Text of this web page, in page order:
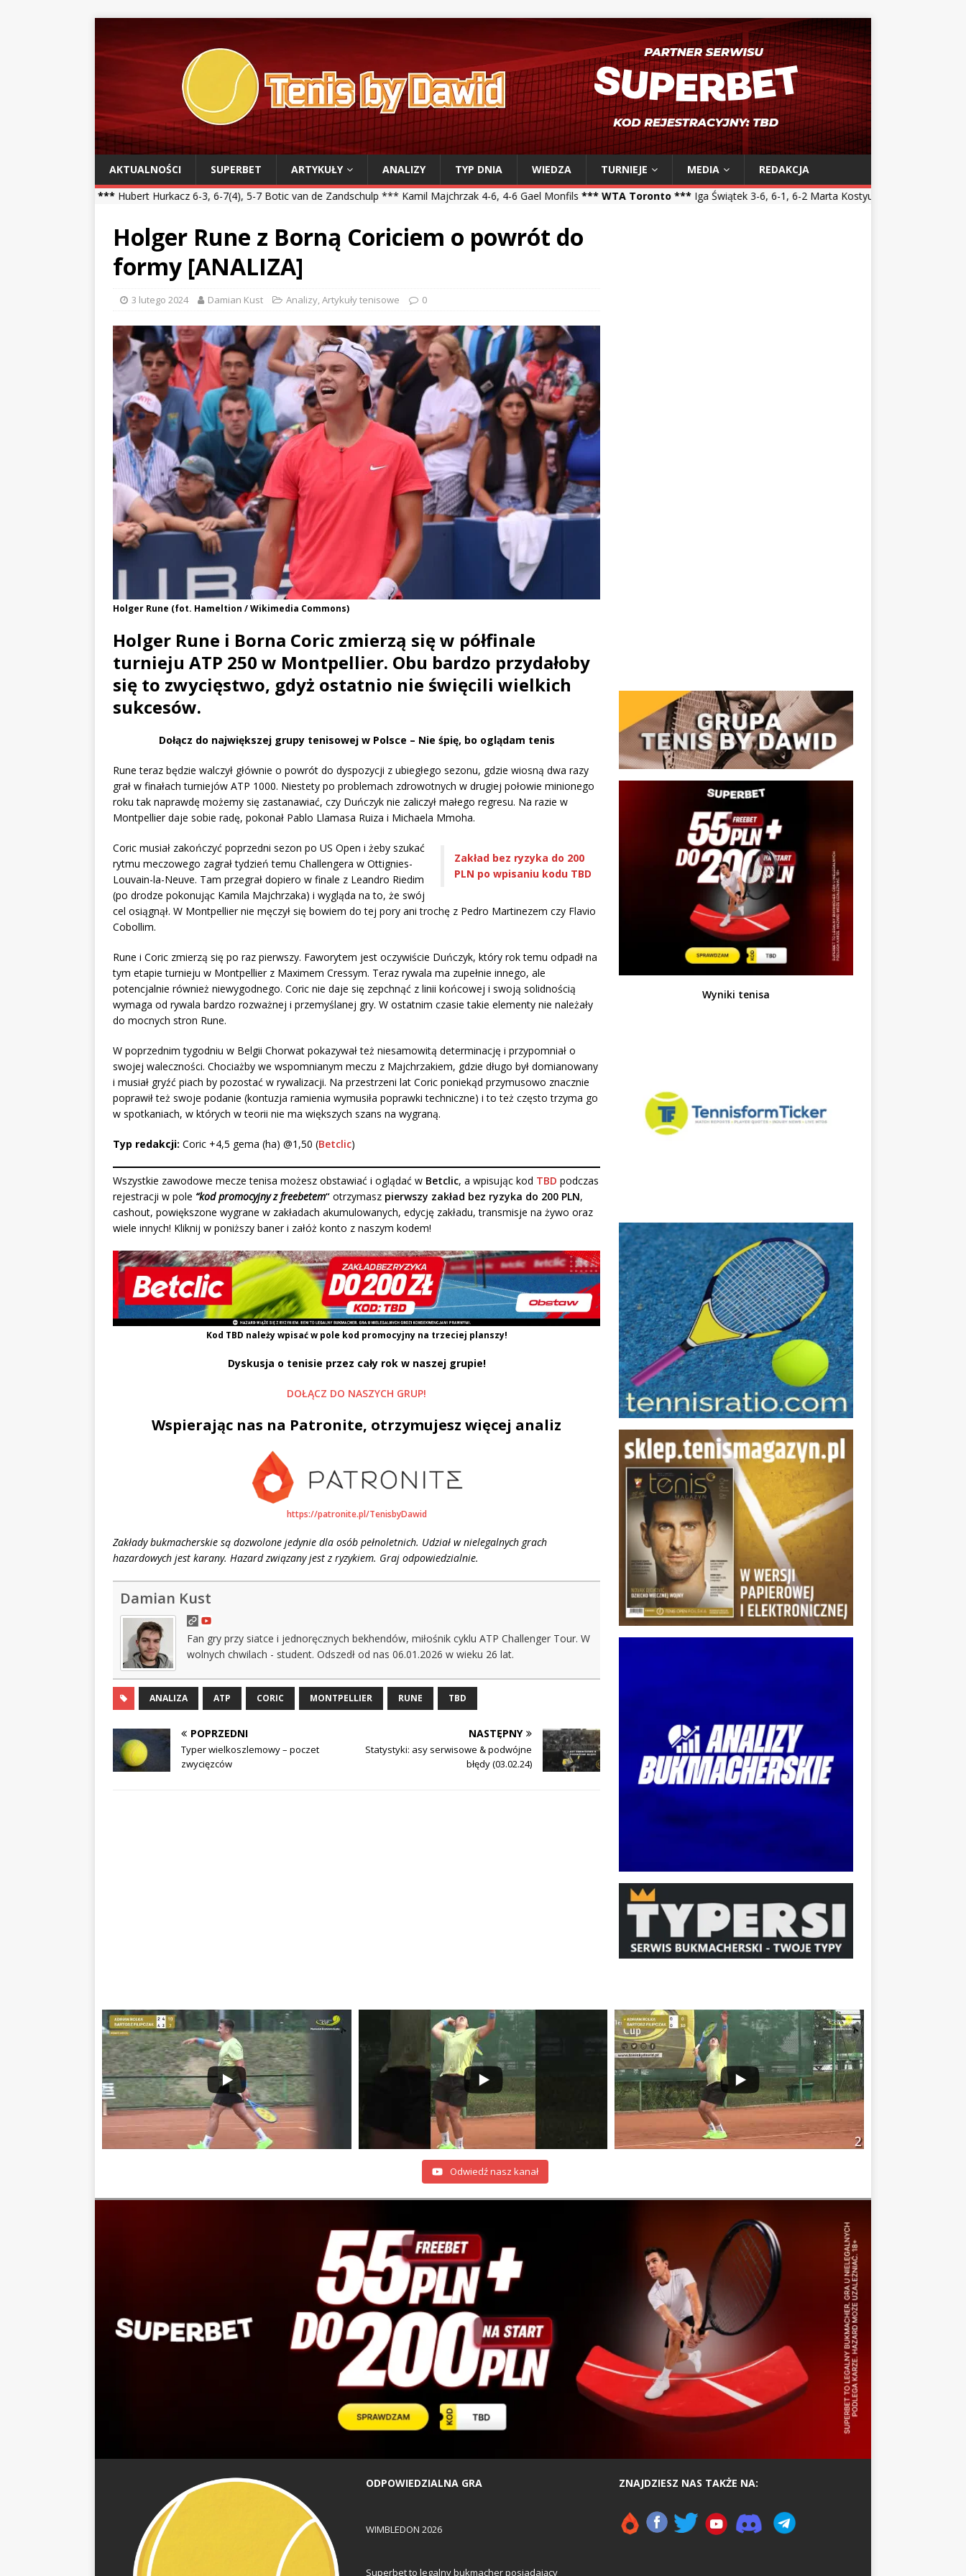
AKTUALNOŚCI SUPERBET ARTYKUŁY ANALIZY TYP DNIA WIEDZA TURNIEJE MEDIA
REDAKCJA
Hubert Hurkacz 6-3, 6-7(4), 5-7 Botic van de Zandschulp *** Kamil Majchrzak 4-6, 4-6 Gael Monfils*** WTA Toronto ***Iga Świątek 3-6, 6-1, 6-2 Marta Kostyuk *** Maja Chwalińska 5-7, 1-6 Talia
Holger Rune z Borną Coriciem o powrót do
formy [ANALIZA]
3 lutego 2024 Damian Kust Analizy,Artykuły tenisowe 0
Holger Rune (fot. Hameltion / Wikimedia Commons)
Holger Rune i Borna Coric zmierzą się w półfinale
turnieju ATP 250 w Montpellier. Obu bardzo przydałoby
się to zwycięstwo, gdyż ostatnio nie święcili wielkich
sukcesów.
Dołącz do największej grupy tenisowej w Polsce – Nie śpię, bo oglądam tenis
Rune teraz będzie walczył głównie o powrót do dyspozycji z ubiegłego sezonu, gdzie wiosną dwa razy
grał w finałach turniejów ATP 1000. Niestety po problemach zdrowotnych w drugiej połowie minionego
roku tak naprawdę możemy się zastanawiać, czy Duńczyk nie zaliczył małego regresu. Na razie w
Montpellier daje sobie radę, pokonał Pablo Llamasa Ruiza i Michaela Mmoha.
Zakład bez ryzyka do 200
PLN po wpisaniu kodu TBD
Coric musiał zakończyć poprzedni sezon po US Open i żeby szukać
rytmu meczowego zagrał tydzień temu Challengera w Ottignies-
Louvain-la-Neuve. Tam przegrał dopiero w finale z Leandro Riedim
(po drodze pokonując Kamila Majchrzaka) i wygląda na to, że swój
cel osiągnął. W Montpellier nie męczył się bowiem do tej pory ani trochę z Pedro Martinezem czy Flavio
Cobollim.
Rune i Coric zmierzą się po raz pierwszy. Faworytem jest oczywiście Duńczyk, który rok temu odpadł na
tym etapie turnieju w Montpellier z Maximem Cressym. Teraz rywala ma zupełnie innego, ale
potencjalnie również niewygodnego. Coric nie daje się zepchnąć z linii końcowej i swoją solidnością
wymaga od rywala bardzo rozważnej i przemyślanej gry. W ostatnim czasie takie elementy nie należały
do mocnych stron Rune.
W poprzednim tygodniu w Belgii Chorwat pokazywał też niesamowitą determinację i przypomniał o
swojej waleczności. Chociażby we wspomnianym meczu z Majchrzakiem, gdzie długo był domianowany
i musiał gryźć piach by pozostać w rywalizacji. Na przestrzeni lat Coric poniekąd przymusowo znacznie
poprawił też swoje podanie (kontuzja ramienia wymusiła poprawki techniczne) i to też często trzyma go
w spotkaniach, w których w teorii nie ma większych szans na wygraną.
Typ redakcji: Coric +4,5 gema (ha) @1,50 (Betclic)
Wszystkie zawodowe mecze tenisa możesz obstawiać i oglądać w Betclic, a wpisując kod TBD podczas
rejestracji w pole “kod promocyjny z freebetem“ otrzymasz pierwszy zakład bez ryzyka do 200 PLN,
cashout, powiększone wygrane w zakładach akumulowanych, edycję zakładu, transmisje na żywo oraz
wiele innych! Kliknij w poniższy baner i załóż konto z naszym kodem!
Kod TBD należy wpisać w pole kod promocyjny na trzeciej planszy!
Dyskusja o tenisie przez cały rok w naszej grupie!
DOŁĄCZ DO NASZYCH GRUP!
Wspierając nas na Patronite, otrzymujesz więcej analiz
https://patronite.pl/TenisbyDawid
Zakłady bukmacherskie są dozwolone jedynie dla osób pełnoletnich. Udział w nielegalnych grach
hazardowych jest karany. Hazard związany jest z ryzykiem. Graj odpowiedzialnie.
Damian Kust
Fan gry przy siatce i jednoręcznych bekhendów, miłośnik cyklu ATP Challenger Tour. W
wolnych chwilach - student. Odszedł od nas 06.01.2026 w wieku 26 lat.
ANALIZA ATP CORIC MONTPELLIER RUNE TBD
POPRZEDNI
Typer wielkoszlemowy – poczet
zwycięzców
NASTĘPNY
Statystyki: asy serwisowe & podwójne
błędy (03.02.24)
Wyniki tenisa
Odwiedź nasz kanał
ODPOWIEDZIALNA GRA
WIMBLEDON 2026
Superbet to legalny bukmacher posiadający
ZNAJDZIESZ NAS TAKŻE NA: